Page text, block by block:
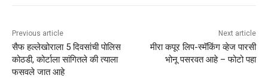
Previous article
सैफ हल्लेखोराला 5 दिवसांची पोलिस
कोठडी, कोर्टाला सांगितले की त्याला
फसवले जात आहे
Next article
मीरा कपूर लिप-स्मॅकिंग व्हेज पारसी
भोनू पसरवत आहे – फोटो पहा